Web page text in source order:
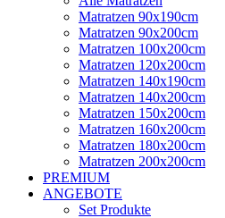
Matratzen 90x190cm
Matratzen 90x200cm
Matratzen 100x200cm
Matratzen 120x200cm
Matratzen 140x190cm
Matratzen 140x200cm
Matratzen 150x200cm
Matratzen 160x200cm
Matratzen 180x200cm
Matratzen 200x200cm
PREMIUM
ANGEBOTE
Set Produkte